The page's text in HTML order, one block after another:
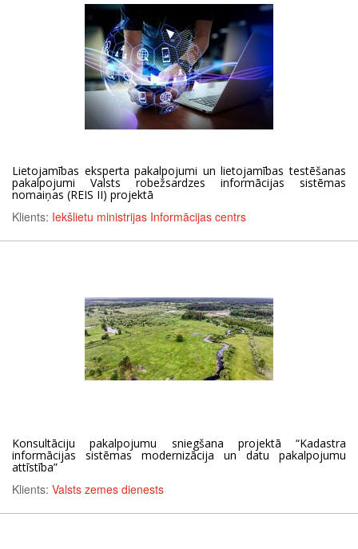
Lietojamības eksperta pakalpojumi un lietojamības testēšanas
pakalpojumi Valsts robežsardzes informācijas sistēmas
nomaiņas (REIS II) projektā
Klients: Iekšlietu ministrijas Informācijas centrs
Konsultāciju pakalpojumu sniegšana projektā “Kadastra
informācijas sistēmas modernizācija un datu pakalpojumu
attīstība”
Klients: Valsts zemes dienests